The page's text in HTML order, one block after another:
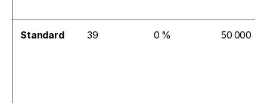
Standard 39 0 % 50 000